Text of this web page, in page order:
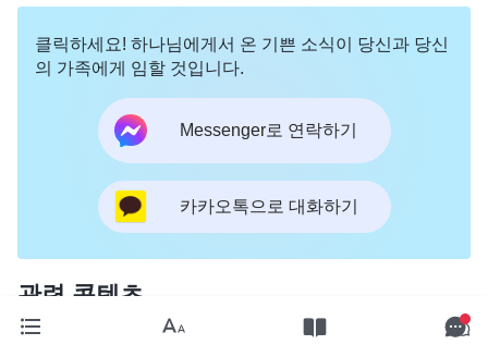
클릭하세요! 하나님에게서 온 기쁜 소식이 당신과 당신
의 가족에게 임할 것입니다.
Messenger로 연락하기
카카오톡으로 대화하기
관련 콘텐츠